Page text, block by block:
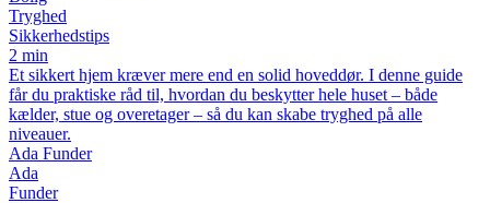
Tryghed
Sikkerhedstips
2 min
Et sikkert hjem kræver mere end en solid hoveddør. I denne guide
får du praktiske råd til, hvordan du beskytter hele huset – både
kælder, stue og overetager – så du kan skabe tryghed på alle
niveauer.
Ada Funder
Ada
Funder